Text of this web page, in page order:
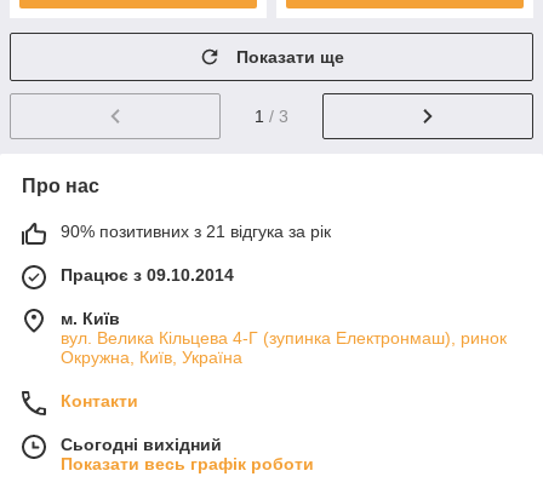
Показати ще
1 / 3
Про нас
90% позитивних з 21 відгука за рік
Працює з 09.10.2014
м. Київ
вул. Велика Кільцева 4-Г (зупинка Електронмаш), ринок
Окружна, Київ, Україна
Контакти
Сьогодні вихідний
Показати весь графік роботи